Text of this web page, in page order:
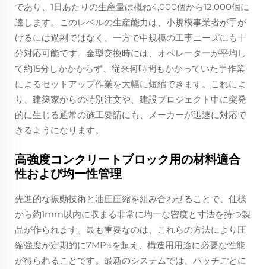
であり、1日あたりの生産量は概ね4,000個から12,000個に
達します。このレベルの生産能力は、小規模事業者が手が
けるには過剰ではなく、一方で中規模の工事ニーズにも十
分対応可能です。金型交換時には、オペレーターが平均し
て約15分しかかからず、従来何時間もかかっていた手作業
によるセットアップ作業を大幅に短縮できます。これによ
り、建築家からの特別注文や、建設プロジェクト中に突発
的に生じる通常の施工要請にも、メーカーが迅速に対応で
きるようになります。
高強度コンクリートブロック用の材料適合
性および均一性管理
先進的な振動技術と油圧圧縮を組み合わせることで、仕様
から約1mm以内に収まる非常に均一な密度と寸法を持つ製
品が作られます。最も重要なのは、これらの方法により圧
縮強度が定期的に7MPaを超え、構造用用途に必要な性能
が得られることです。最新のシステムでは、バッチごとに